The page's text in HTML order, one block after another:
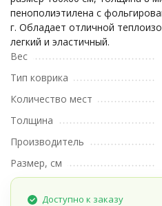
пенополиэтилена с
г. Обладает отличной
легкий и эластичный.
Вес
Тип коврика
Количество мест
Толщина
Производитель
Размер, см
Доступно к заказу